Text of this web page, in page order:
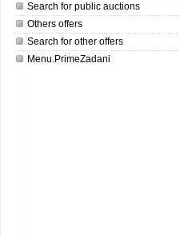
Search for public auctions
Others offers
Search for other offers
Menu.PrimeZadani